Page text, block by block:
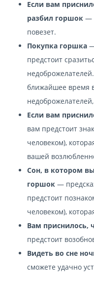
Если вам
разбил горшок —
повезет.
Покупка горшка
предстоит
ближайшее время
Если вам
вам предстоит
человеком),
вашей
Сон, в котором
горшок —
предстоит
человеком),
Вам приснилось,
предстоит
Видеть во сне
сможете удачно